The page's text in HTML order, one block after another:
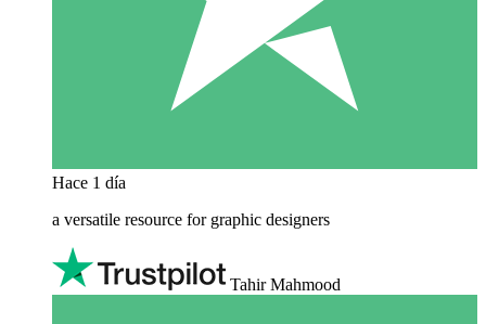
Hace 1 día
a versatile resource for graphic designers
Tahir Mahmood